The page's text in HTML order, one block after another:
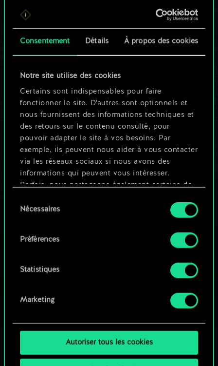
Consentement Détails À propos des cookies
Notre site utilise des cookies
Certains sont indispensables pour faire
fonctionner le site. D'autres sont optionnels et
nous fournissent des informations techniques et
des retours sur le contenu consulté, pour
pouvoir adapter le site à vos besoins. Par
exemple, ils peuvent nous aider à vous contacter
via les réseaux sociaux si nous avons des
informations qui peuvent vous intéresser.
Parfois, nous partageons également certains de
ces cookies optionnels ne seront appliqués
Vous pouvez consulter tous les détails sur notre
préférences dans le menu "Paramètres" ci-
duNécessaires
Préférences
Statistiques
Marketing
Autoriser tous les cookies
Pour l'instant, ce
n'est qu'un jeu de
cartes partagé.
Mais cela peut être
tellement plus !
Nommer ce jeu et créer un guide